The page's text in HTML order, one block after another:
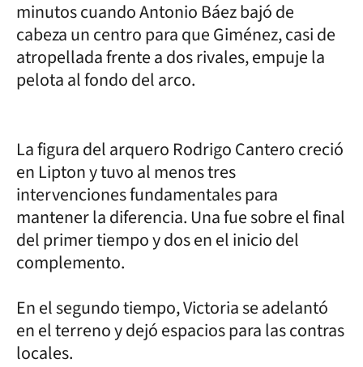
minutos cuando Antonio Báez bajó de
cabeza un centro para que Giménez, casi de
atropellada frente a dos rivales, empuje la
pelota al fondo del arco.
La figura del arquero Rodrigo Cantero creció
en Lipton y tuvo al menos tres
intervenciones fundamentales para
mantener la diferencia. Una fue sobre el final
del primer tiempo y dos en el inicio del
complemento.
En el segundo tiempo, Victoria se adelantó
en el terreno y dejó espacios para las contras
locales.